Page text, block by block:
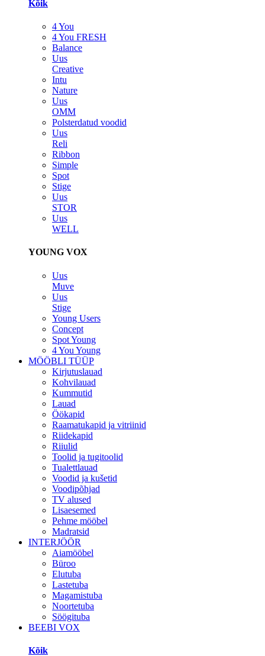
Kõik
4 You
4 You FRESH
Balance
Uus
Creative
Intu
Nature
Uus
OMM
Polsterdatud voodid
Uus
Reli
Ribbon
Simple
Spot
Stige
Uus
STOR
Uus
WELL
YOUNG VOX
Uus
Muve
Uus
Stige
Young Users
Concept
Spot Young
4 You Young
MÖÖBLI TÜÜP
Kirjutuslauad
Kohvilauad
Kummutid
Lauad
Öökapid
Raamatukapid ja vitriinid
Riidekapid
Riiulid
Toolid ja tugitoolid
Tualettlauad
Voodid ja kušetid
Voodipõhjad
TV alused
Lisaesemed
Pehme mööbel
Madratsid
INTERJÖÖR
Aiamööbel
Büroo
Elutuba
Lastetuba
Magamistuba
Noortetuba
Söögituba
BEEBI VOX
Kõik